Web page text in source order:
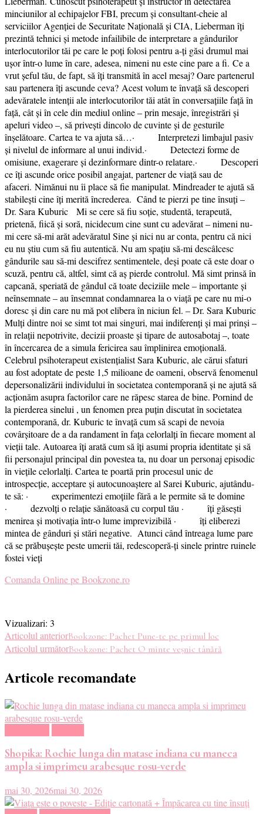
minciunilor al echipajelor FBI, precum și consultant-cheie al
serviciilor Agenției de Securitate Națională și CIA, Lieberman îți
prezintă tehnici și metode infailibile de interpretare a gândurilor
interlocutorilor tăi pe care le poți folosi pentru a-ți găsi drumul mai
ușor într-o lume în care, adesea, nimeni nu este cine pare a fi. Ce a
vrut șeful tău, de fapt, să îți transmită în acel mesaj? Oare partenerul
sau partenera îți ascunde ceva? Acest volum te învață să descoperi
adevăratele intenții ale interlocutorilor tăi atât în conversațiile față în
față, cât și în cele din mediul online – prin mesaje, înregistrări și
apeluri video –, să privești dincolo de cuvinte și de gesturile
înșelătoare. Cartea te va ajuta să…· Interpretezi limbajul pasiv
și nivelul de informare al unui individ.· Detectezi forme de
omisiune, exagerare și dezinformare dintr-o relatare.· Descoperi
ce îți ascunde orice posibil angajat, partener de viață sau de
afaceri. Nimănui nu îi place să fie manipulat. Mindreader te ajută să
stabilești cine îți merită încrederea. Când te pierzi pe tine însuți –
Dr. Sara Kuburic Mi se cere să fiu soție, studentă, terapeută,
prietenă, fiică și soră, nicidecum cine sunt cu adevărat – nimeni nu-
mi cere să-mi arăt adevăratul Sine și nici nu ar conta, pentru că nici
eu nu știu cum să fiu autentică. Nu am spațiu să-mi descâlcesc
gândurile sau să-mi descifrez sentimentele, deși poate că este doar o
scuză, pentru că, altfel, simt că aș pierde controlul. Mă simt prinsă în
capcană, speriată de gândul că toate deciziile mele – importante și
neînsemnate – au însemnat condamnarea la o viață pe care nu mi-o
doresc și din care nu mă pot elibera în niciun fel. – Dr. Sara Kuburic
Mulți dintre noi se simt tot mai singuri, mai indiferenți și mai prinși –
în relații nepotrivite, decizii proaste și tipare de autosabotaj –, toate
în încercarea de a simula fericirea sau împlinirea emoțională.
Celebrul psihoterapeut existențialist Sara Kuburic, ale cărui sfaturi
au fost adoptate de peste 1,5 milioane de oameni, observă fenomenul
depersonalizării individului în societatea contemporană și ne ajută să
acționăm asupra factorilor care ne răpesc starea de bine. Pornind de
la pierderea sinelui , un fenomen prea puțin discutat în societatea
contemporană, dr. Kuburic te învață cum să scapi de nevoia
covârșitoare de a da randament în fața celorlalți în fiecare moment al
vieții tale. Autoarea îți arată cum să îți asumi propria identitate și să
fii personajul principal din povestea ta, nu doar un personaj episodic
în viețile celorlalți. Cartea te poartă prin procesul unic de
introspecție, acceptare și autocunoaștere al Sarei Kuburic, ajutându-
te să: · experimentezi emoțiile fără a le permite să te domine
· dezvolți o relație sănătoasă cu corpul tău · îți găsești
menirea și motivația într-o lume imprevizibilă · îți eliberezi
mintea de gânduri și stări negative. Atunci când întreaga lume pare
că se prăbușește peste umerii tăi, redescoperă-ți sinele printre ruinele
fostei vieți
Comanda Online pe Bookzone.ro
Vizualizari: 3
Navigare
în
articole
Articolul anteriorBookzone: Pachet Pune-te pe primul loc
Articolul următorBookzone: Pachet O minte veșnic tânără
Articole recomandate
Shopika: Rochie lunga din matase indiana cu maneca
ampla si imprimeu arabesque rosu-verde
mai 30, 2026mai 30, 2026